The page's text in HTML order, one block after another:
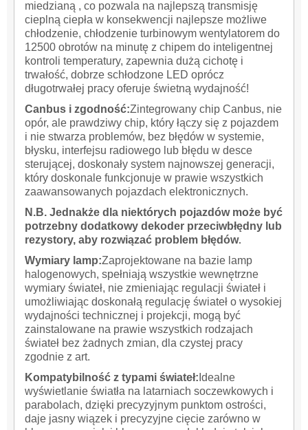
miedzianą , co pozwala na najlepszą transmisję
cieplną ciepła w konsekwencji najlepsze możliwe
chłodzenie, chłodzenie turbinowym wentylatorem do
12500 obrotów na minutę z chipem do inteligentnej
kontroli temperatury, zapewnia dużą cichotę i
trwałość, dobrze schłodzone LED oprócz
długotrwałej pracy oferuje świetną wydajność!
Canbus i zgodność:Zintegrowany chip Canbus, nie
opór, ale prawdziwy chip, który łączy się z pojazdem
i nie stwarza problemów, bez błędów w systemie,
błysku, interfejsu radiowego lub błędu w desce
sterującej, doskonały system najnowszej generacji,
który doskonale funkcjonuje w prawie wszystkich
zaawansowanych pojazdach elektronicznych.
N.B. Jednakże dla niektórych pojazdów może być
potrzebny dodatkowy dekoder przeciwbłędny lub
rezystory, aby rozwiązać problem błędów.
Wymiary lamp:Zaprojektowane na bazie lamp
halogenowych, spełniają wszystkie wewnętrzne
wymiary świateł, nie zmieniając regulacji świateł i
umożliwiając doskonałą regulację świateł o wysokiej
wydajności technicznej i projekcji, mogą być
zainstalowane na prawie wszystkich rodzajach
świateł bez żadnych zmian, dla czystej pracy
zgodnie z art.
Kompatybilność z typami świateł: Idealne
wyświetlanie światła na latarniach soczewkowych i
parabolach, dzięki precyzyjnym punktom ostrości,
daje jasny wiązek i precyzyjne cięcie zarówno w